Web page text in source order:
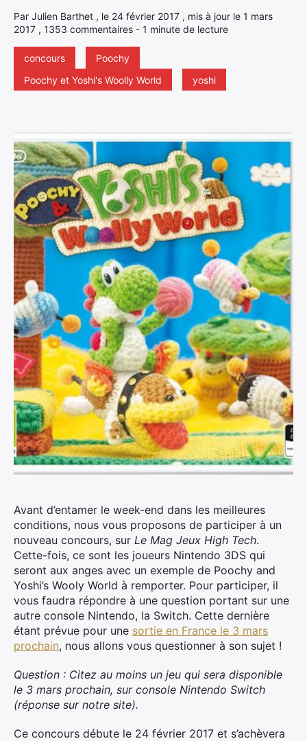
Par Julien Barthet , le 24 février 2017 , mis à jour le 1 mars
2017 , 1353 commentaires - 1 minute de lecture
concours
Poochy
Poochy et Yoshi's Woolly World
yoshi
Avant d’entamer le week-end dans les meilleures
conditions, nous vous proposons de participer à un
nouveau concours, sur Le Mag Jeux High Tech.
Cette-fois, ce sont les joueurs Nintendo 3DS qui
seront aux anges avec un exemple de Poochy and
Yoshi’s Wooly World à remporter. Pour participer, il
vous faudra répondre à une question portant sur une
autre console Nintendo, la Switch. Cette dernière
étant prévue pour une sortie en France le 3 mars
prochain, nous allons vous questionner à son sujet !
Question : Citez au moins un jeu qui sera disponible
le 3 mars prochain, sur console Nintendo Switch
(réponse sur notre site).
Ce concours débute le 24 février 2017 et s’achèvera